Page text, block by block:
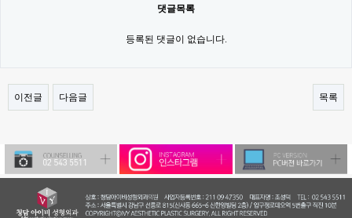
댓글목록
등록된 댓글이 없습니다.
이전글 다음글 목록